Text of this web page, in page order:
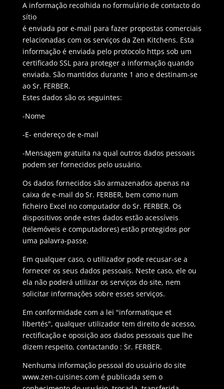
A informação recolhida no formulário de contacto do
sítio
é enviada por e-mail para fazer propostas comerciais
relacionadas com os serviços da Zen Kitchens. Esta
informação é enviada pelo protocolo https sob um
certificado SSL para proteger a informação quando
enviada. São mantidos durante 1 ano e destinam-se
ao Sr. FERBER.
Estes dados são os seguintes:
-Nome
-E- endereço de e-mail
-Mensagem gratuita na qual outros dados pessoais
podem ser fornecidos pelo usuário.
Os dados fornecidos são armazenados apenas na
caixa de e-mail do Sr. FERBER, bem como num
ficheiro Excel no computador do Sr. FERBER. Os
dispositivos onde estes dados estão acessíveis
(telemóveis e computadores) estão protegidos por
uma palavra-passe.
Em qualquer caso, o utilizador pode recusar-se a
fornecer os seus dados pessoais. Neste caso, ele ou
ela não poderá utilizar os serviços do site, nem
solicitar informações sobre esses serviços.
Em conformidade com a lei "informatique et
libertés", qualquer utilizador tem direito de acesso,
rectificação e oposição aos dados pessoais que lhe
dizem respeito, contactando : Sr. FERBER.
Nenhuma informação pessoal do usuário do site
www.zen-cuisines.com é publicada sem o